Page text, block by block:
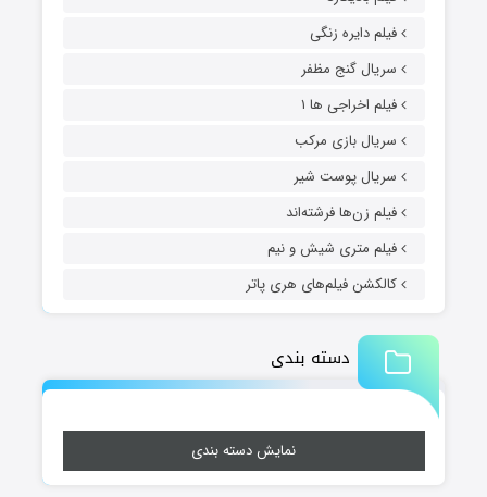
فیلم دایره زنگی
سریال گنج مظفر
فیلم اخراجی ها ۱
سریال بازی مرکب
سریال پوست شیر
فیلم زن‌ها فرشته‌اند
فیلم متری شیش و نیم
کالکشن فیلم‌های هری پاتر
دسته بندی
نمایش دسته بندی